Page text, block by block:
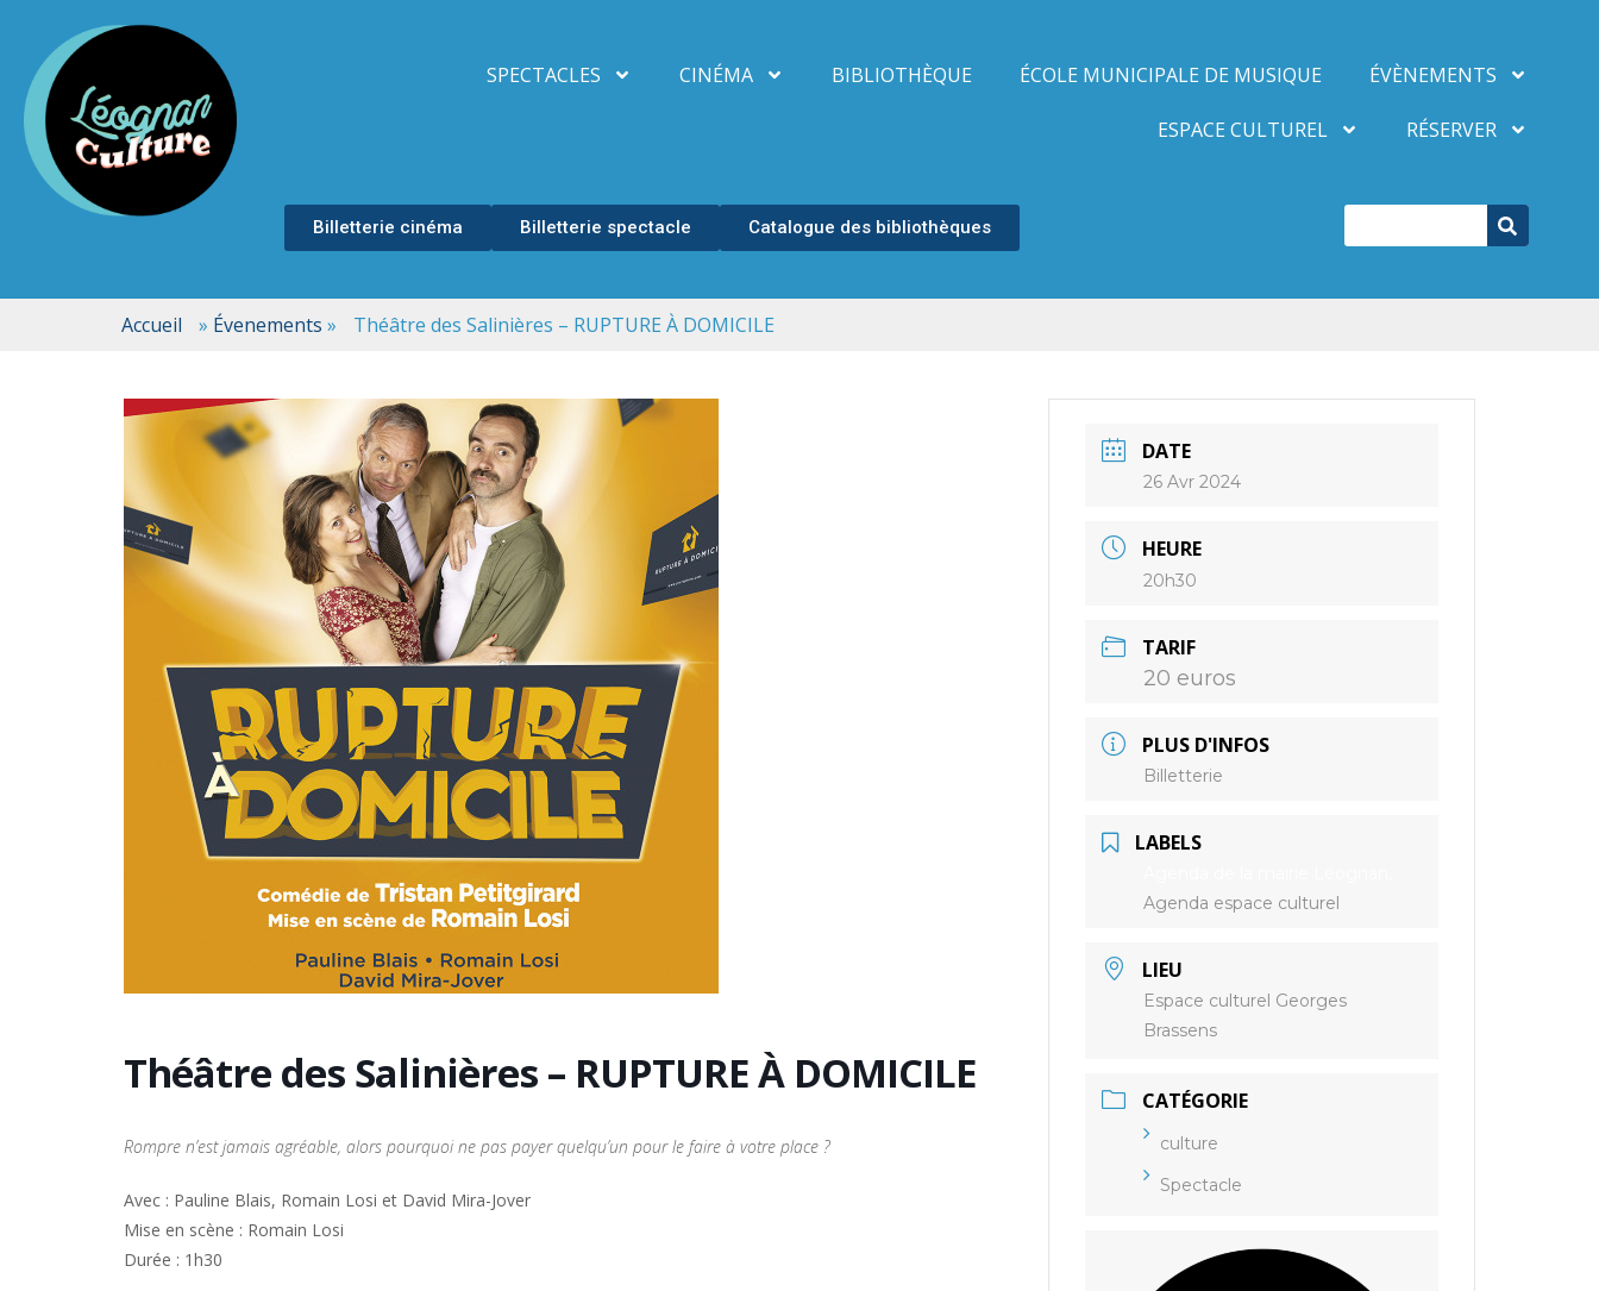
SPECTACLES CINÉMA BIBLIOTHÈQUE ÉCOLE MUNICIPALE DE MUSIQUE ÉVÈNEMENTS
ESPACE CULTUREL RÉSERVER
Billetterie cinéma Billetterie spectacle Catalogue des bibliothèques
Accueil » Évenements » Théâtre des Salinières – RUPTURE À DOMICILE
Théâtre des Salinières – RUPTURE À DOMICILE
Rompre n’est jamais agréable, alors pourquoi ne pas payer quelqu’un pour le faire à votre place ?
Avec : Pauline Blais, Romain Losi et David Mira-Jover
Mise en scène : Romain Losi
Durée : 1h30
DATE
26 Avr 2024
HEURE
20h30
TARIF
20 euros
PLUS D'INFOS
Billetterie
LABELS
Agenda espace culturel
LIEU
Espace culturel Georges
Brassens
CATÉGORIE
culture
Spectacle